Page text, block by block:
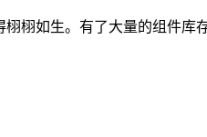
栩栩如生。有了大量的组件